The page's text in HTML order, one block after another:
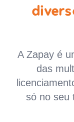
A Zapay é
das
só no seu